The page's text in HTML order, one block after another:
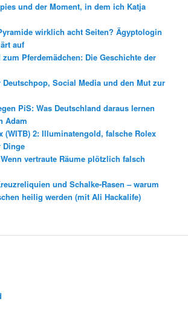
und der Moment, in dem ich Katja
wirklich acht Seiten? Ägyptologin
auf
Pferdemädchen: Die Geschichte der
Deutschpop, Social Media und den Mut zur
PiS: Was Deutschland daraus lernen
Adam
(WITB) 2: Illuminatengold, falsche Rolex
Dinge
vertraute Räume plötzlich falsch
und Schalke-Rasen – warum
heilig werden (mit Ali Hackalife)